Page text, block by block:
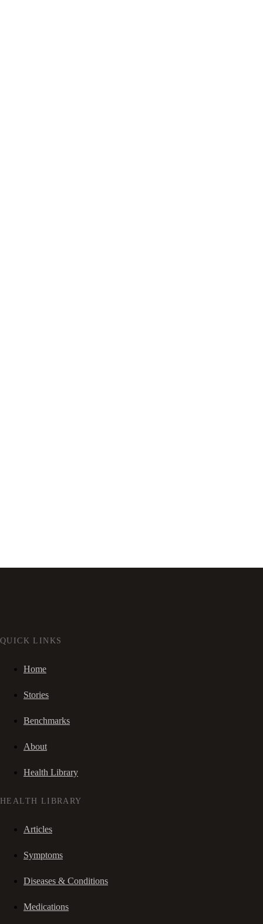
QUICK LINKS
Home
Stories
Benchmarks
About
Health Library
HEALTH LIBRARY
Articles
Symptoms
Diseases & Conditions
Medications